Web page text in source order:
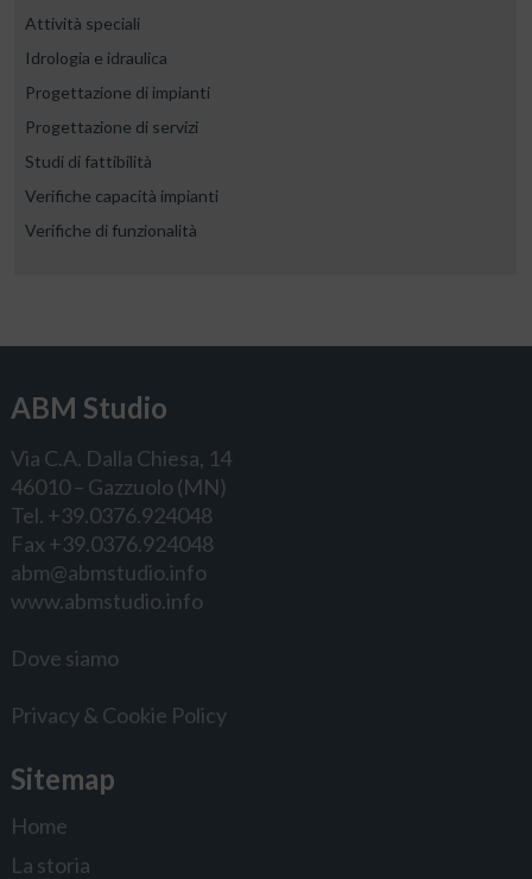
Attività speciali
Idrologia e idraulica
Progettazione di impianti
Progettazione di servizi
Studi di fattibilità
Verifiche capacità impianti
Verifiche di funzionalità
ABM Studio
Via C.A. Dalla Chiesa, 14
46010 – Gazzuolo (MN)
Tel. +39.0376.924048
Fax +39.0376.924048
abm@abmstudio.info
www.abmstudio.info
Dove siamo
Privacy & Cookie Policy
Sitemap
Home
La storia